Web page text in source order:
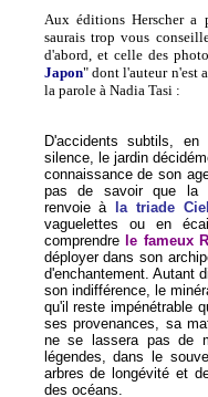
Aux éditions Herscher
saurais trop vous
d'abord, et celle des
Japon" dont l'auteur n'est
la parole à Nadia Tasi :
D'accidents subtils,
silence, le jardin
connaissance de son
pas de savoir que la
renvoie à
la triade
vaguelettes ou en
comprendre le fameux
déployer dans son
d'enchantement. Autant
son indifférence, le
qu'il reste impénétrable
ses provenances, sa
ne se lassera pas de
légendes, dans le
arbres de longévité et
des océans.